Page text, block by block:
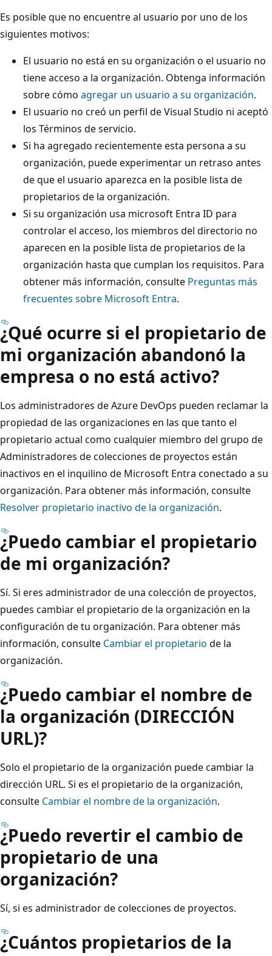
Es posible que no encuentre al usuario por uno de los
siguientes motivos:
El usuario no está en su organización o el usuario no
tiene acceso a la organización. Obtenga información
sobre cómo agregar un usuario a su organización.
El usuario no creó un perfil de Visual Studio ni aceptó
los Términos de servicio.
Si ha agregado recientemente esta persona a su
organización, puede experimentar un retraso antes
de que el usuario aparezca en la posible lista de
propietarios de la organización.
Si su organización usa microsoft Entra ID para
controlar el acceso, los miembros del directorio no
aparecen en la posible lista de propietarios de la
organización hasta que cumplan los requisitos. Para
obtener más información, consulte Preguntas más
frecuentes sobre Microsoft Entra.
¿Qué ocurre si el propietario de
mi organización abandonó la
empresa o no está activo?
Los administradores de Azure DevOps pueden reclamar la
propiedad de las organizaciones en las que tanto el
propietario actual como cualquier miembro del grupo de
Administradores de colecciones de proyectos están
inactivos en el inquilino de Microsoft Entra conectado a su
organización. Para obtener más información, consulte
Resolver propietario inactivo de la organización.
¿Puedo cambiar el propietario
de mi organización?
Sí. Si eres administrador de una colección de proyectos,
puedes cambiar el propietario de la organización en la
configuración de tu organización. Para obtener más
información, consulte Cambiar el propietario de la
organización.
¿Puedo cambiar el nombre de
la organización (DIRECCIÓN
URL)?
Solo el propietario de la organización puede cambiar la
dirección URL. Si es el propietario de la organización,
consulte Cambiar el nombre de la organización.
¿Puedo revertir el cambio de
propietario de una
organización?
Sí, si es administrador de colecciones de proyectos.
¿Cuántos propietarios de la